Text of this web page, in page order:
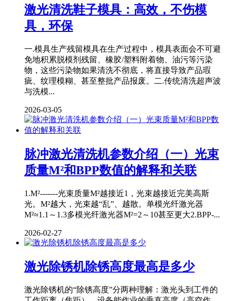
激光清洗鞋子模具：高效，不伤模
具，环保
一.模具生产残留模具在生产过程中，模具表面会不可避
免地积累脱模剂残留、橡胶/塑料附着物、油污等污染
物，这些污染物如果清洗不彻底，将直接导致产品瑕
疵、纹理模糊、甚至整批产品报废。二.传统清洗超声波
与洗模...
2026-03-05
脉冲激光清洗机参数介绍（一）光束
质量M²和BPP数值的解释和关联
1.M²-------光束质量M²越接近1，光束越接近完美高斯
光。M²越大，光束越“乱”、越散。单模光纤激光器
M²≈1.1～1.3多模光纤激光器M²=2～10甚至更大2.BPP-...
2026-02-27
激光除锈机除锈高度最高是多少
激光除锈机的“除锈高度”分两种理解：激光头到工件的